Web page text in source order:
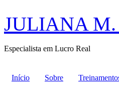
para
conteúdo
JULIANA
Especialista em Lucro Real
Início Sobre